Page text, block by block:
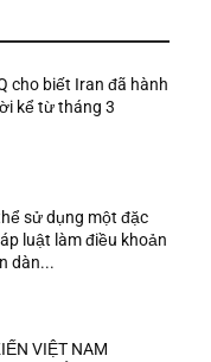
cho biết Iran đã hành
kể từ tháng 3
sử dụng một đặc
luật làm điều khoản
dàn...
VIỆT NAM